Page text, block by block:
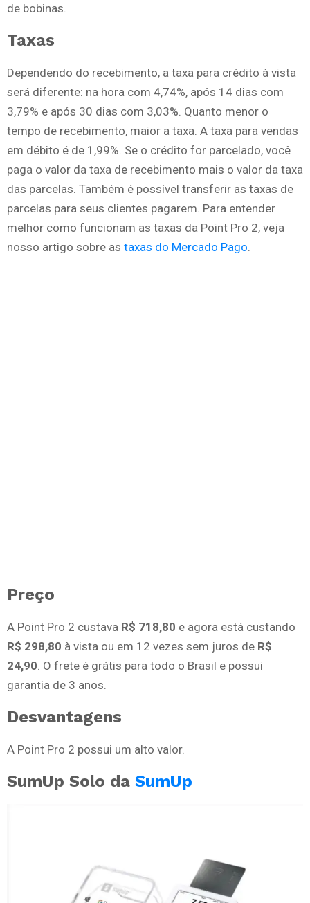
de bobinas.
Taxas
Dependendo do recebimento, a taxa para crédito à vista
será diferente: na hora com 4,74%, após 14 dias com
3,79% e após 30 dias com 3,03%. Quanto menor o
tempo de recebimento, maior a taxa. A taxa para vendas
em débito é de 1,99%. Se o crédito for parcelado, você
paga o valor da taxa de recebimento mais o valor da taxa
das parcelas. Também é possível transferir as taxas de
parcelas para seus clientes pagarem. Para entender
melhor como funcionam as taxas da Point Pro 2, veja
nosso artigo sobre as taxas do Mercado Pago
Preço
A Point Pro 2 custava R$ 718,80 e agora está custando
R$ 298,80 à vista ou em 12 vezes sem juros de R$
24,90 . O frete é grátis para todo o Brasil e possui
garantia de 3 anos.
Desvantagens
A Point Pro 2 possui um alto valor.
SumUp Solo da SumUp